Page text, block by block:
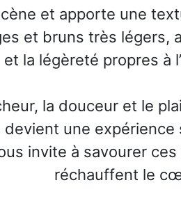
et apporte une
et bruns très
et la légèreté propres à
la douceur et le
une
invite à savourer
réchauffent le